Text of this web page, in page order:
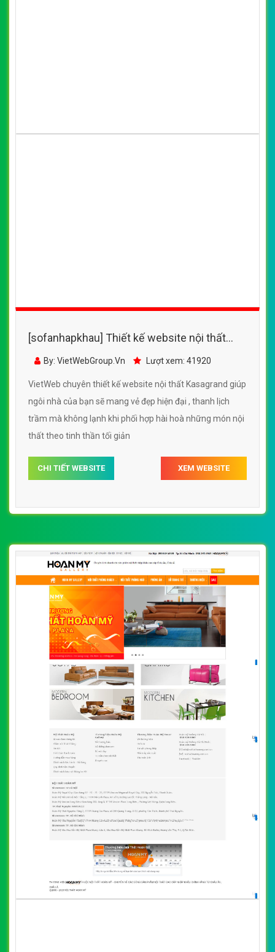
[sofanhapkhau] Thiết kế website nội thất
Kasagrand đẹp, chuyên nghiệp chuẩn SEO
By: VietWebGroup.Vn Lượt xem: 41920
VietWeb chuyên thiết kế website nội thất Kasagrand giúp
ngôi nhà của bạn sẽ mang vẻ đẹp hiện đại , thanh lịch
trầm mà không lạnh khi phối hợp hài hoà những món nội
thất theo tinh thần tối giản
CHI TIẾT WEBSITE XEM WEBSITE